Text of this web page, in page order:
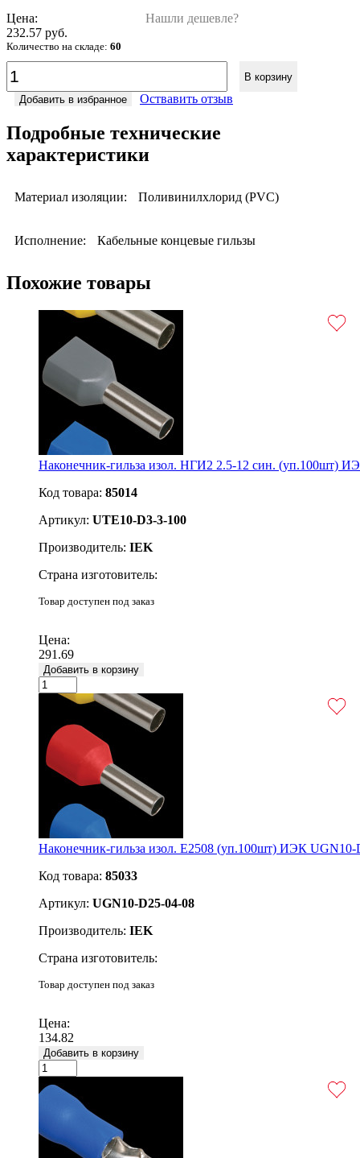
Цена:
Нашли дешевле?
232.57 руб.
Количество на складе: 60
В корзину
Добавить в избранное
Оствавить отзыв
Подробные технические
характеристики
Материал изоляции: Поливинилхлорид (PVC)
Исполнение: Кабельные концевые гильзы
Похожие товары
Наконечник-гильза изол. НГИ2 2.5-12 син. (уп.100шт)
Код товара: 85014
Артикул: UTE10-D3-3-100
Производитель: IEK
Страна изготовитель:
Товар доступен под заказ
Цена:
291.69
Добавить в корзину
Наконечник-гильза изол. Е2508 (уп.100шт) ИЭК UGN10-
Код товара: 85033
Артикул: UGN10-D25-04-08
Производитель: IEK
Страна изготовитель:
Товар доступен под заказ
Цена:
134.82
Добавить в корзину